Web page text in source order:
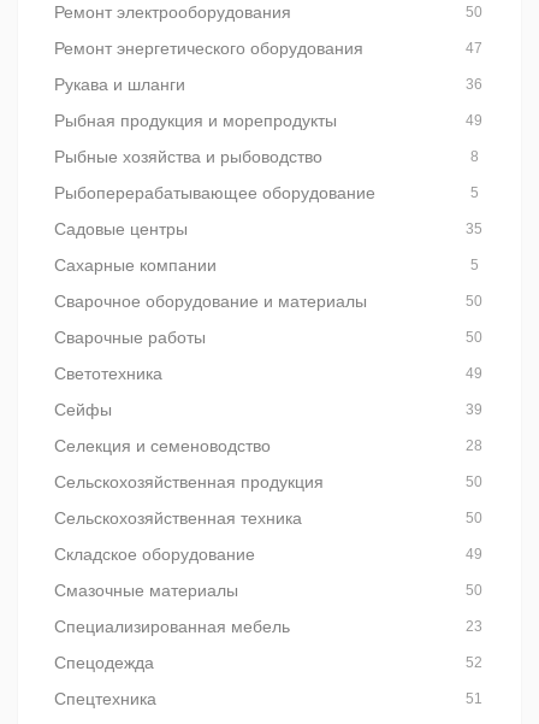
Ремонт электрооборудования 50
Ремонт энергетического оборудования 47
Рукава и шланги 36
Рыбная продукция и морепродукты 49
Рыбные хозяйства и рыбоводство 8
Рыбоперерабатывающее оборудование 5
Садовые центры 35
Сахарные компании 5
Сварочное оборудование и материалы 50
Сварочные работы 50
Светотехника 49
Сейфы 39
Селекция и семеноводство 28
Сельскохозяйственная продукция 50
Сельскохозяйственная техника 50
Складское оборудование 49
Смазочные материалы 50
Специализированная мебель 23
Спецодежда 52
Спецтехника 51